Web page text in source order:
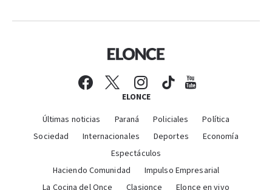
ELONCE
Últimas noticias Paraná Policiales
Política
Sociedad
Internacionales Deportes
Economía
Espectáculos
Haciendo Comunidad
Impulso Empresarial